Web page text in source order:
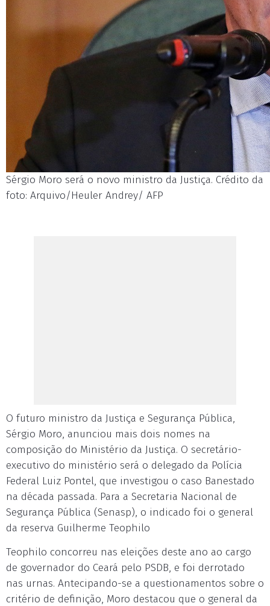
Sérgio Moro será o novo ministro da Justiça. Crédito da
foto: Arquivo/Heuler Andrey/ AFP
O futuro ministro da Justiça e Segurança Pública,
Sérgio Moro, anunciou mais dois nomes na
composição do Ministério da Justiça. O secretário-
executivo do ministério será o delegado da Polícia
Federal Luiz Pontel, que investigou o caso Banestado
na década passada. Para a Secretaria Nacional de
Segurança Pública (Senasp), o indicado foi o general
da reserva Guilherme Teophilo
Teophilo concorreu nas eleições deste ano ao cargo
de governador do Ceará pelo PSDB, e foi derrotado
nas urnas. Antecipando-se a questionamentos sobre o
critério de definição, Moro destacou que o general da